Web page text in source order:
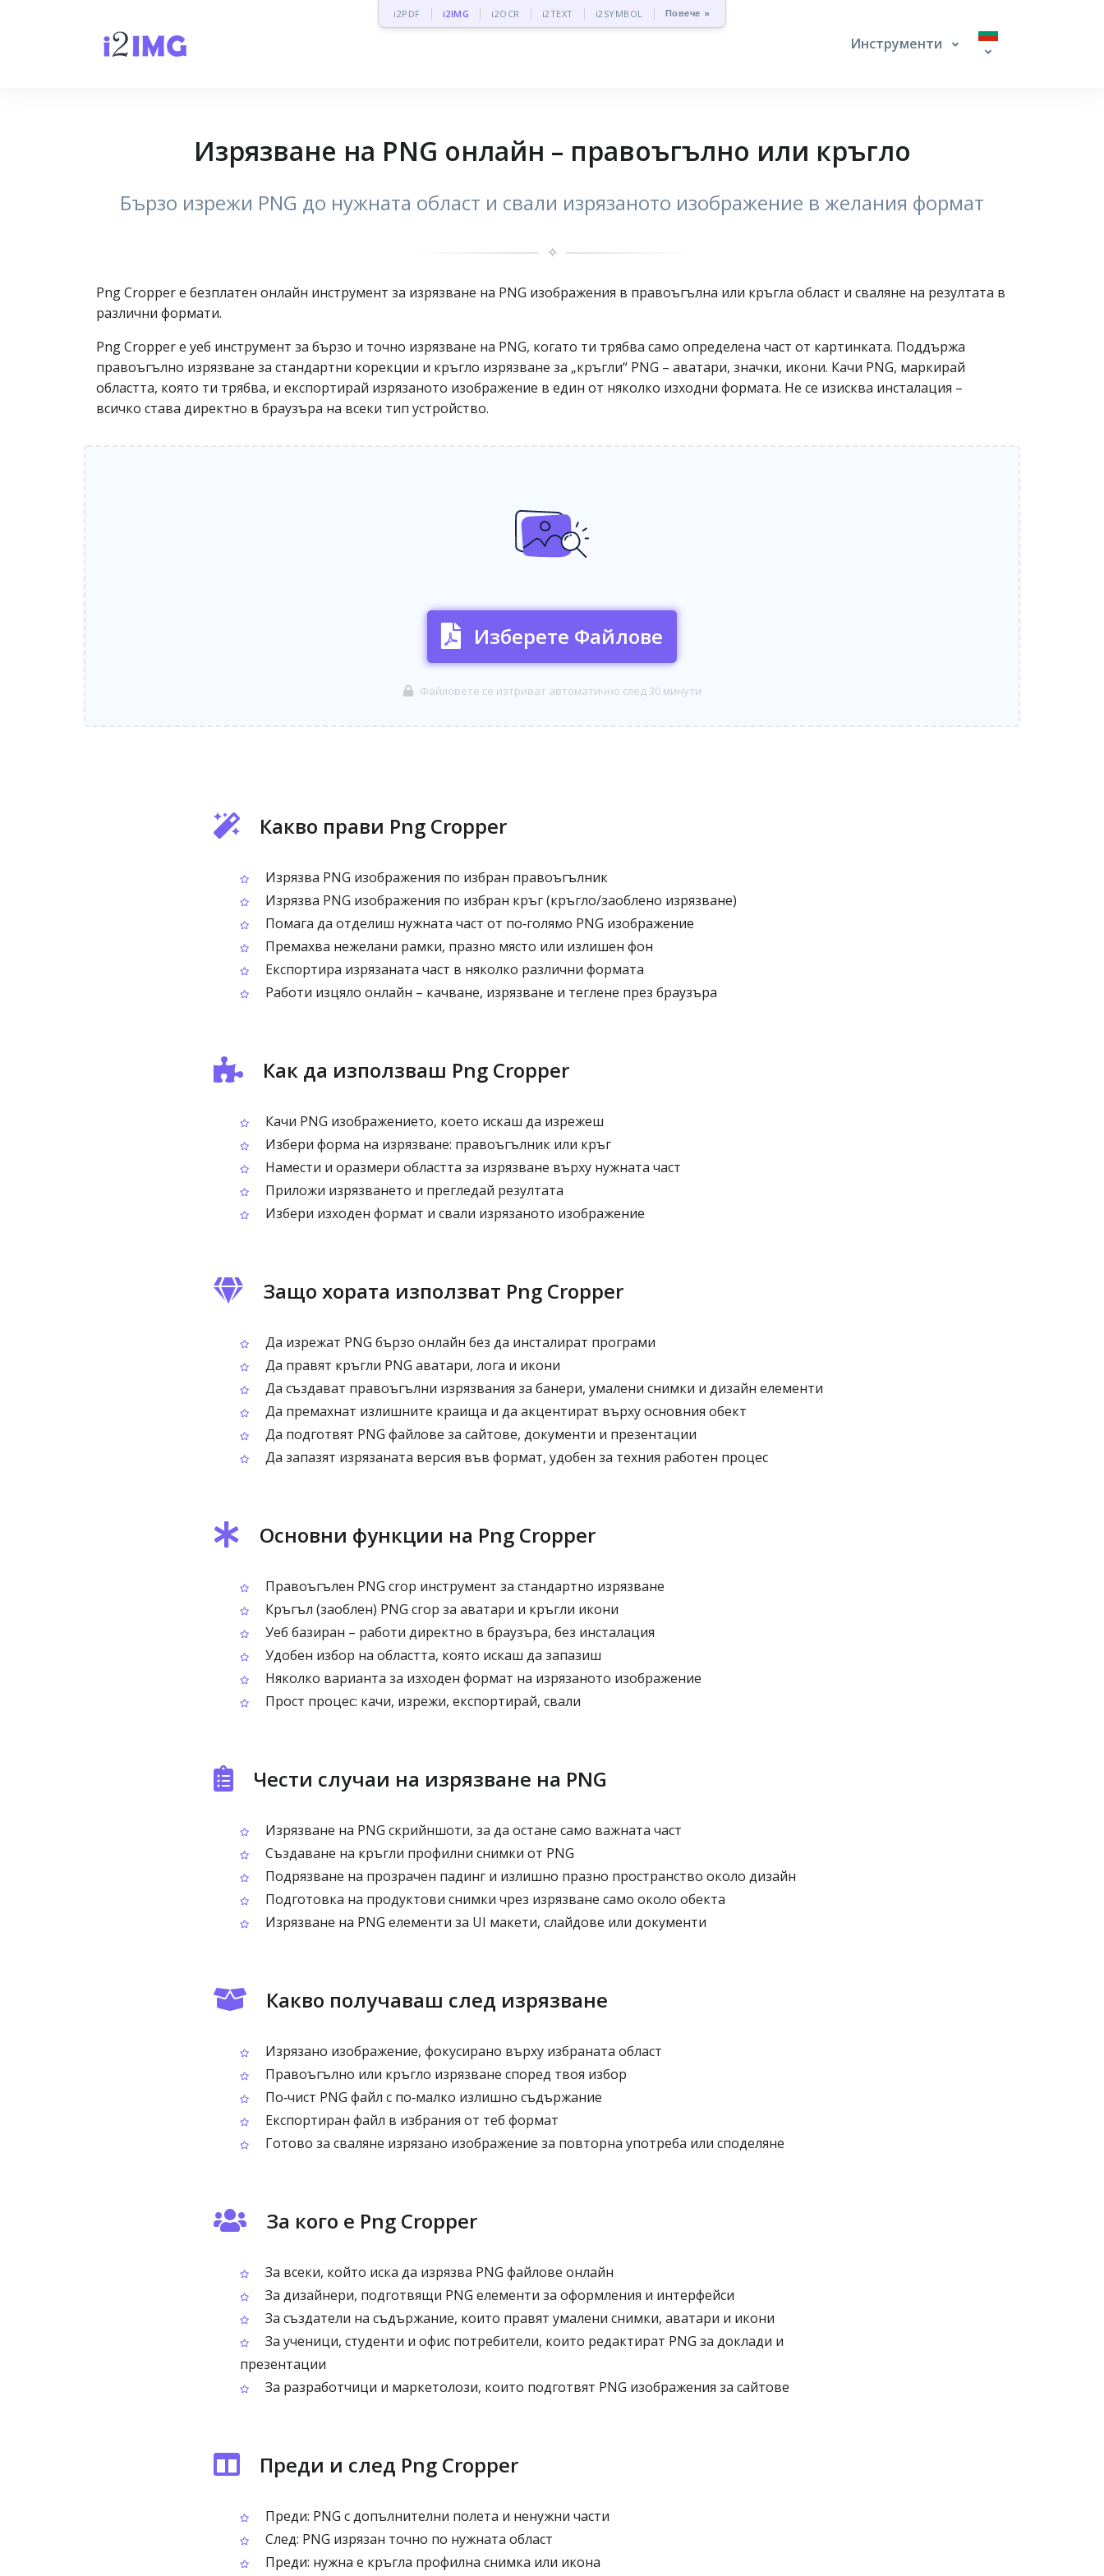
i2PDF i2IMG i2OCR i2TEXT i2SYMBOL Повече »
Инструменти
Изрязване на PNG онлайн – правоъгълно или кръгло
Бързо изрежи PNG до нужната област и свали изрязаното изображение в желания формат
✧
Png Cropper е безплатен онлайн инструмент за изрязване на PNG изображения в правоъгълна или кръгла област и сваляне на резултата в
различни формати.
Png Cropper е уеб инструмент за бързо и точно изрязване на PNG, когато ти трябва само определена част от картинката. Поддържа
правоъгълно изрязване за стандартни корекции и кръгло изрязване за „кръгли“ PNG – аватари, значки, икони. Качи PNG, маркирай
областта, която ти трябва, и експортирай изрязаното изображение в един от няколко изходни формата. Не се изисква инсталация –
всичко става директно в браузъра на всеки тип устройство.
Изберете Файлове
Файловете се изтриват автоматично след 30 минути
Какво прави Png Cropper
Изрязва PNG изображения по избран правоъгълник
Изрязва PNG изображения по избран кръг (кръгло/заоблено изрязване)
Помага да отделиш нужната част от по‑голямо PNG изображение
Премахва нежелани рамки, празно място или излишен фон
Експортира изрязаната част в няколко различни формата
Работи изцяло онлайн – качване, изрязване и теглене през браузъра
Как да използваш Png Cropper
Качи PNG изображението, което искаш да изрежеш
Избери форма на изрязване: правоъгълник или кръг
Намести и оразмери областта за изрязване върху нужната част
Приложи изрязването и прегледай резултата
Избери изходен формат и свали изрязаното изображение
Защо хората използват Png Cropper
Да изрежат PNG бързо онлайн без да инсталират програми
Да правят кръгли PNG аватари, лога и икони
Да създават правоъгълни изрязвания за банери, умалени снимки и дизайн елементи
Да премахнат излишните краища и да акцентират върху основния обект
Да подготвят PNG файлове за сайтове, документи и презентации
Да запазят изрязаната версия във формат, удобен за техния работен процес
Основни функции на Png Cropper
Правоъгълен PNG crop инструмент за стандартно изрязване
Кръгъл (заоблен) PNG crop за аватари и кръгли икони
Уеб базиран – работи директно в браузъра, без инсталация
Удобен избор на областта, която искаш да запазиш
Няколко варианта за изходен формат на изрязаното изображение
Прост процес: качи, изрежи, експортирай, свали
Чести случаи на изрязване на PNG
Изрязване на PNG скрийншоти, за да остане само важната част
Създаване на кръгли профилни снимки от PNG
Подрязване на прозрачен падинг и излишно празно пространство около дизайн
Подготовка на продуктови снимки чрез изрязване само около обекта
Изрязване на PNG елементи за UI макети, слайдове или документи
Какво получаваш след изрязване
Изрязано изображение, фокусирано върху избраната област
Правоъгълно или кръгло изрязване според твоя избор
По‑чист PNG файл с по‑малко излишно съдържание
Експортиран файл в избрания от теб формат
Готово за сваляне изрязано изображение за повторна употреба или споделяне
За кого е Png Cropper
За всеки, който иска да изрязва PNG файлове онлайн
За дизайнери, подготвящи PNG елементи за оформления и интерфейси
За създатели на съдържание, които правят умалени снимки, аватари и икони
За ученици, студенти и офис потребители, които редактират PNG за доклади и
презентации
За разработчици и маркетолози, които подготвят PNG изображения за сайтове
Преди и след Png Cropper
Преди: PNG с допълнителни полета и ненужни части
След: PNG изрязан точно по нужната област
Преди: нужна е кръгла профилна снимка или икона